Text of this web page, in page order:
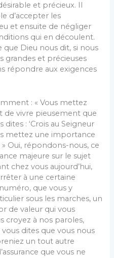
et précieux. Il
d’accepter les
et ensuite de négliger
qui en découlent.
que Dieu nous dit, si nous
grandes et précieuses
répondre aux exigences
: « Vous mettez
de vivre pieusement que
: ‘Crois au Seigneur
mettez une importance
Oui, répondons-nous, ce
majeure sur le sujet
chez vous aujourd’hui,
à une certaine
que vous y
sous les marches, un
de valeur qui vous
croyez à nos paroles,
vous dites que vous nous
un tout autre
que vous ne